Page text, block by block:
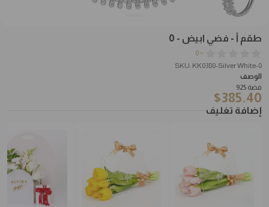
طقم أ - فضي ابيض - 0
0
SKU: KK0380-Silver White-0
الوصف
فضة 925
385.40
$
إضافة تغليف